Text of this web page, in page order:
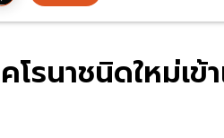
โรนาชนิดใหม่เ